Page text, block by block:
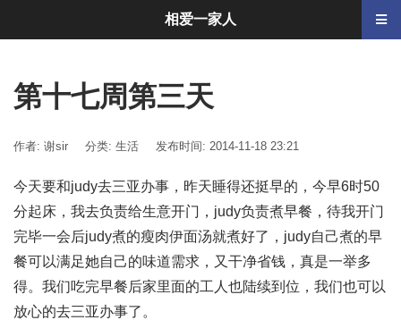
第十七周第三天
作者: 谢sir 分类: 生活 发布时间: 2014-11-18 23:21
今天要和judy去三亚办事，昨天睡得还挺早的，今早6时50
分起床，我去负责给生意开门，judy负责煮早餐，待我开门
完毕一会后judy煮的瘦肉伊面汤就煮好了，judy自己煮的早
餐可以满足她自己的味道需求，又干净省钱，真是一举多
得。我们吃完早餐后家里面的工人也陆续到位，我们也可以
放心的去三亚办事了。
相爱一家人